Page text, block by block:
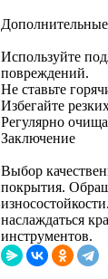
Используйте
повреждений.
Не ставьте
Избегайте
Регулярно
Заключение
Выбор
покрытия.
наслаждаться
инструментов.